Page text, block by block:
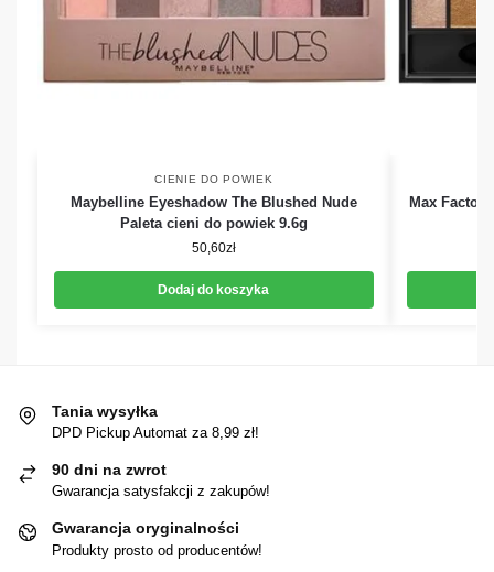
CIENIE DO POWIEK
Maybelline Eyeshadow The Blushed Nude
Paleta cieni do powiek 9.6g
50,60zł
Dodaj do koszyka
Max Factor
Tania wysyłka
DPD Pickup Automat za 8,99 zł!
90 dni na zwrot
Gwarancja satysfakcji z zakupów!
Gwarancja oryginalności
Produkty prosto od producentów!